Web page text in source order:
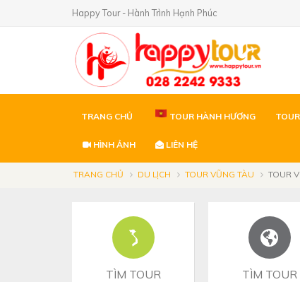
Happy Tour - Hành Trình Hạnh Phúc
TRANG CHỦ TOUR HÀNH HƯƠNG
HÌNH ẢNH LIÊN HỆ
TRANG CHỦ DU LỊCH TOUR VŨNG TÀU TOUR
TÌM TOUR TÌM TOUR